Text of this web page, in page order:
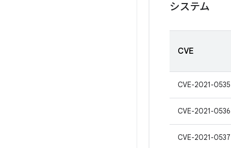
システム
CVE
CVE-2021-0535
CVE-2021-0536
CVE-2021-0537